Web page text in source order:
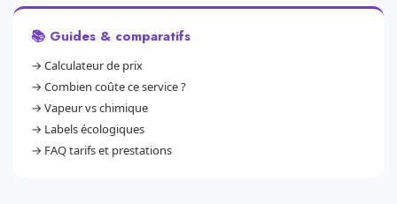
📚 Guides & comparatifs
→ Calculateur de prix
→ Combien coûte ce service ?
→ Vapeur vs chimique
→ Labels écologiques
→ FAQ tarifs et prestations